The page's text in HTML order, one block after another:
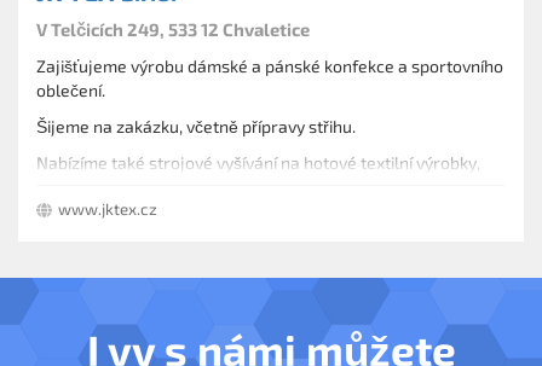
V Telčicích 249, 533 12 Chvaletice
Zajišťujeme výrobu dámské a pánské konfekce a sportovního
oblečení.
Šijeme na zakázku, včetně přípravy střihu.
Nabízíme také strojové vyšívání na hotové textilní výrobky,
Dodáváme oblečení pro auto-moto sport.
www.jktex.cz
I vy s námi můžete